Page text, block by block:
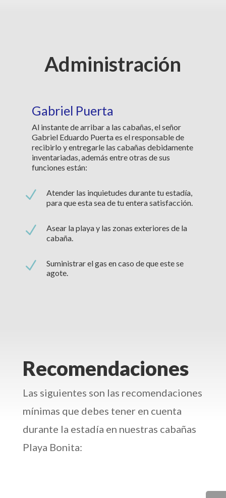
Administración
Gabriel Puerta
Al instante de arribar a las cabañas, el señor
Gabriel Eduardo Puerta es el responsable de
recibirlo y entregarle las cabañas debidamente
inventariadas, además entre otras de sus
funciones están:
N
Atender las inquietudes durante tu estadía,
para que esta sea de tu entera satisfacción.
N
Asear la playa y las zonas exteriores de la
cabaña.
N
Suministrar el gas en caso de que este se
agote.
Recomendaciones
Las siguientes son las recomendaciones
mínimas que debes tener en cuenta
durante la estadía en nuestras cabañas
Playa Bonita: